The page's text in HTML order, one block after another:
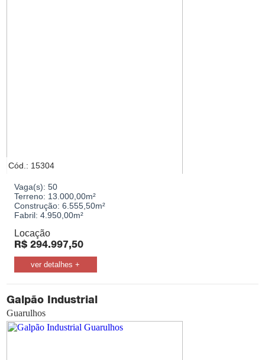
Cód.: 15304
Vaga(s): 50
Terreno: 13.000,00m²
Construção: 6.555,50m²
Fabril: 4.950,00m²
Locação
R$294.997,50
ver detalhes +
Galpão Industrial
Guarulhos